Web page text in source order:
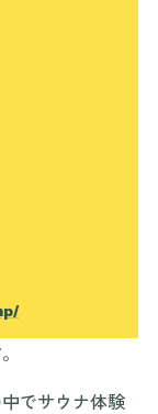
でサウナ体験